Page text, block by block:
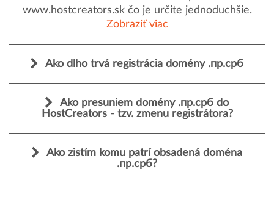
www.hostcreators.sk čo je určite jednoduchšie.
Zobraziť viac
Ako dlho trvá registrácia domény .пр.срб
Ako presuniem domény .пр.срб do
HostCreators - tzv. zmenu registrátora?
Ako zistím komu patrí obsadená doména
.пр.срб?